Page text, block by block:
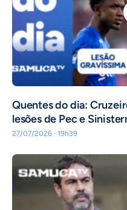
Quentes do dia:
lesões de Pec e
27/07/2026 · 19h39